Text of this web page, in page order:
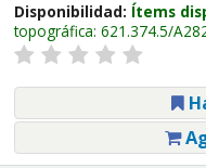
Disponibilidad: Ítems
topográfica: 621.374.5/